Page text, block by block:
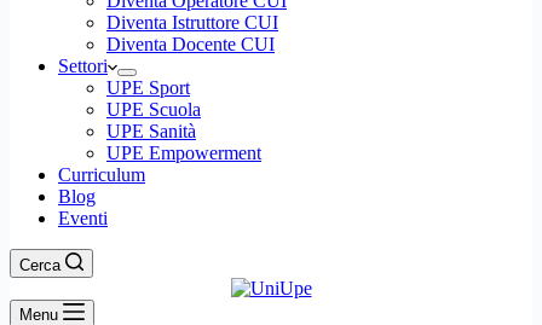
Diventa Istruttore CUI
Diventa Docente CUI
Settori
UPE Sport
UPE Scuola
UPE Sanità
UPE Empowerment
Curriculum
Blog
Eventi
Cerca
Menu